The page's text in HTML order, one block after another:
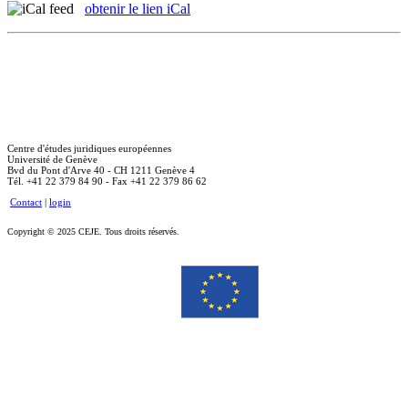
obtenir le lien iCal
Centre d'études juridiques européennes
Université de Genève
Bvd du Pont d'Arve 40 - CH 1211 Genève 4
Tél. +41 22 379 84 90 - Fax +41 22 379 86 62
Contact | login
Copyright © 2025 CEJE. Tous droits réservés.